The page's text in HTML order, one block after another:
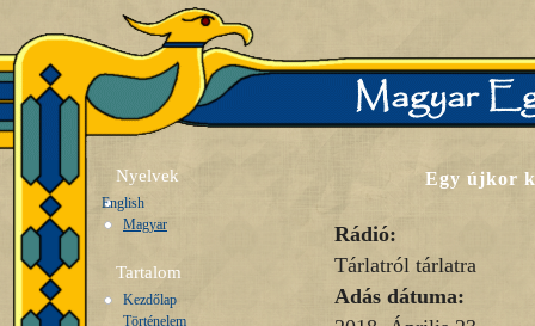
Nyelvek
English
Magyar
Tartalom
Kezdőlap
Történelem
Egy újkor
Rádió:
Tárlatról tárlatra
Adás dátuma: